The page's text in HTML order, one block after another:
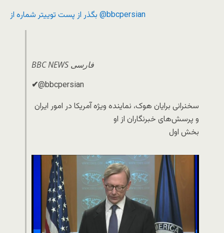
بگذر از پست توییتر شماره از @bbcpersian
BBC NEWS فارسی
✔@bbcpersian
سخنرانی برایان هوک، نماینده ویژه آمریکا در امور ایران
و پرسش‌های خبرنگاران از او
بخش اول